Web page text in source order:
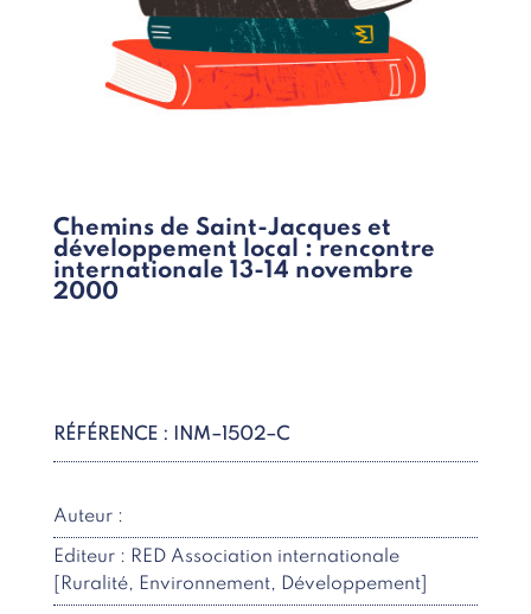
Chemins de Saint-Jacques et
développement local : rencontre
internationale 13-14 novembre
2000
RÉFÉRENCE : INM–1502–C
Auteur :
Editeur : RED Association internationale
[Ruralité, Environnement, Développement]